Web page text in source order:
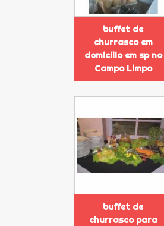
buffet de
churrasco em
domicílio em sp no
Campo Limpo
buffet de
churrasco para